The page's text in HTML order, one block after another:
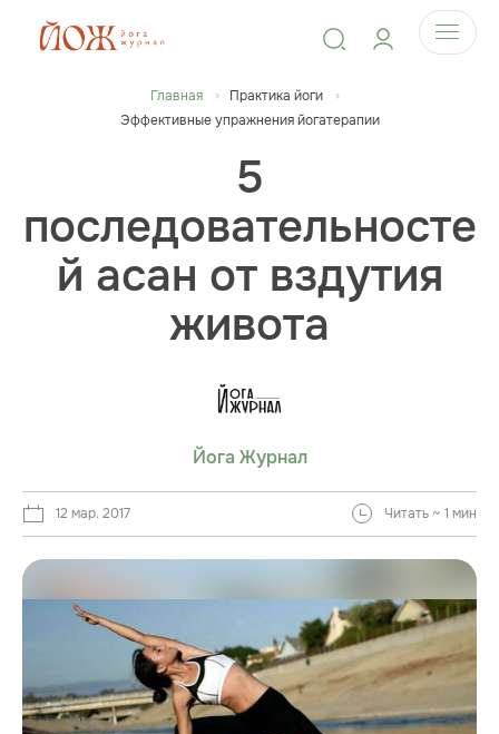
Главная
Практика йоги
Эффективные упражнения йогатерапии
5
последовательносте
й асан от вздутия
живота
Йога Журнал
12 мар. 2017 Читать ~ 1 мин